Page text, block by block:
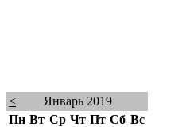
<
Январь 2019
Пн Вт Ср Чт Пт Сб Вс